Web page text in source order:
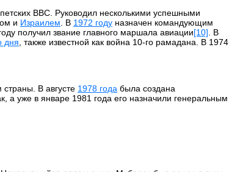
ВВС. Руководил несколькими успешными
и Израилем . В 1972 году назначен командующим
получил звание главного маршала авиации[10] . В
дня , также известной как война 10-го рамадана. В 1974
В августе 1978 года была создана
а уже в январе 1981 года его назначили генеральным